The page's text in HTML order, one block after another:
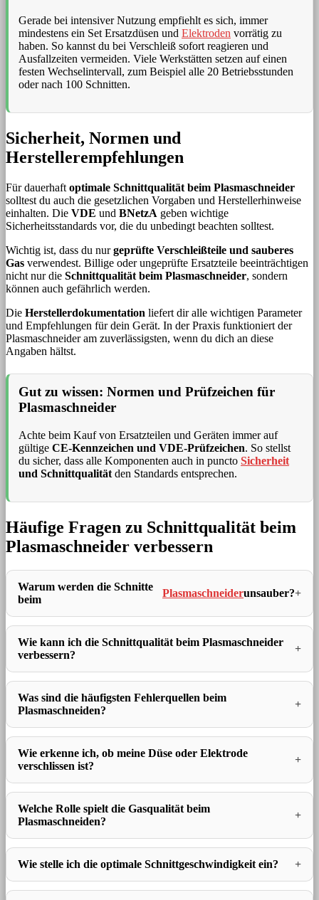
Gerade bei intensiver Nutzung empfiehlt es sich, immer
mindestens ein Set Ersatzdüsen und Elektroden vorrätig zu
haben. So kannst du bei Verschleiß sofort reagieren und
Ausfallzeiten vermeiden. Viele Werkstätten setzen auf einen
festen Wechselintervall, zum Beispiel alle 20 Betriebsstunden
oder nach 100 Schnitten.
Sicherheit, Normen und
Herstellerempfehlungen
Für dauerhaft optimale Schnittqualität beim Plasmaschneider
solltest du auch die gesetzlichen Vorgaben und Herstellerhinweise
einhalten. Die VDE und BNetzA geben wichtige
Sicherheitsstandards vor, die du unbedingt beachten solltest.
Wichtig ist, dass du nurgeprüfte Verschleißteile und sauberes
Gas verwendest. Billige oder ungeprüfte Ersatzteile beeinträchtigen
nicht nur die Schnittqualität beim Plasmaschneider, sondern
können auch gefährlich werden.
Die Herstellerdokumentation liefert dir alle wichtigen Parameter
und Empfehlungen für dein Gerät. In der Praxis funktioniert der
Plasmaschneider am zuverlässigsten, wenn du dich an diese
Angaben hältst.
Gut zu wissen: Normen und Prüfzeichen für
Plasmaschneider
Achte beim Kauf von Ersatzteilen und Geräten immer auf
gültige CE-Kennzeichen und VDE-Prüfzeichen. So stellst
du sicher, dass alle Komponenten auch in puncto Sicherheit
und Schnittqualität den Standards entsprechen.
Häufige Fragen zu Schnittqualität beim
Plasmaschneider verbessern
Warum werden die Schnitte
beim
Plasmaschneiderunsauber?
Wie kann ich die Schnittqualität beim Plasmaschneider
verbessern?
Was sind die häufigsten Fehlerquellen beim
Plasmaschneiden?
Wie erkenne ich, ob meine Düse oder Elektrode
verschlissen ist?
Welche Rolle spielt die Gasqualität beim
Plasmaschneiden?
Wie stelle ich die optimale Schnittgeschwindigkeit ein?